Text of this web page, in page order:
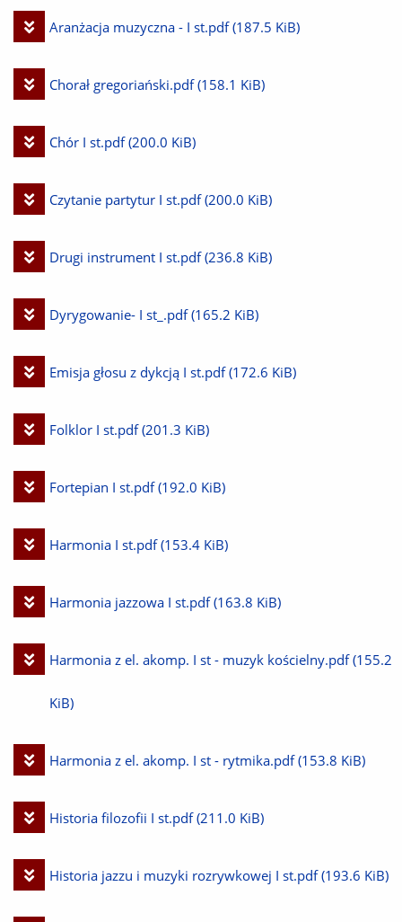
Pobierz
Aranżacja muzyczna - I st.pdf (187.5 KiB)
Pobierz
Chorał gregoriański.pdf (158.1 KiB)
Pobierz
Chór I st.pdf (200.0 KiB)
Pobierz
Czytanie partytur I st.pdf (200.0 KiB)
Pobierz
Drugi instrument I st.pdf (236.8 KiB)
Pobierz
Dyrygowanie- I st_.pdf (165.2 KiB)
Pobierz
Emisja głosu z dykcją I st.pdf (172.6 KiB)
Pobierz
Folklor I st.pdf (201.3 KiB)
Pobierz
Fortepian I st.pdf (192.0 KiB)
Pobierz
Harmonia I st.pdf (153.4 KiB)
Pobierz
Harmonia jazzowa I st.pdf (163.8 KiB)
Pobierz
plik
Harmonia z el. akomp. I st - muzyk kościelny.pdf (155.2
KiB)
Pobierz
Harmonia z el. akomp. I st - rytmika.pdf (153.8 KiB)
Pobierz
Historia filozofii I st.pdf (211.0 KiB)
Pobierz
Historia jazzu i muzyki rozrywkowej I st.pdf (193.6 KiB)